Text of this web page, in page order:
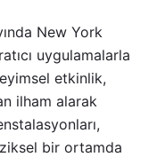
New York
uygulamalarla
etkinlik,
ilham alarak
bir ortamda